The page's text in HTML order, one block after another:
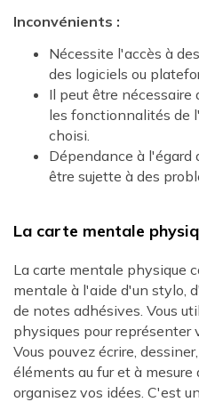
Inconvénients :
Nécessite l'accès à
des logiciels ou
Il peut être nécessaire
les fonctionnalités de
choisi.
Dépendance à l'égard
être sujette à des
La carte mentale
La carte mentale physique
mentale à l'aide d'un stylo,
de notes adhésives. Vous
physiques pour représenter
Vous pouvez écrire,
éléments au fur et à mesure
organisez vos idées. C'est